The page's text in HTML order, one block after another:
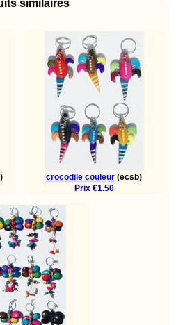
similaires
crocodile couleur (ecsb)
Prix €1.50